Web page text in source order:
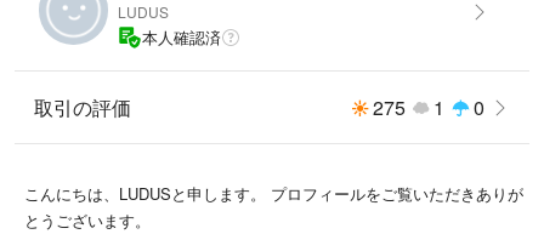
LUDUS
本人確認済
取引の評価 275 1 0
こんにちは、LUDUSと申します。 プロフィールをご覧いただきありが
とうございます。